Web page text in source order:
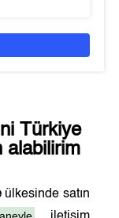
Türkiye
alabilirim
ülkesinde satın